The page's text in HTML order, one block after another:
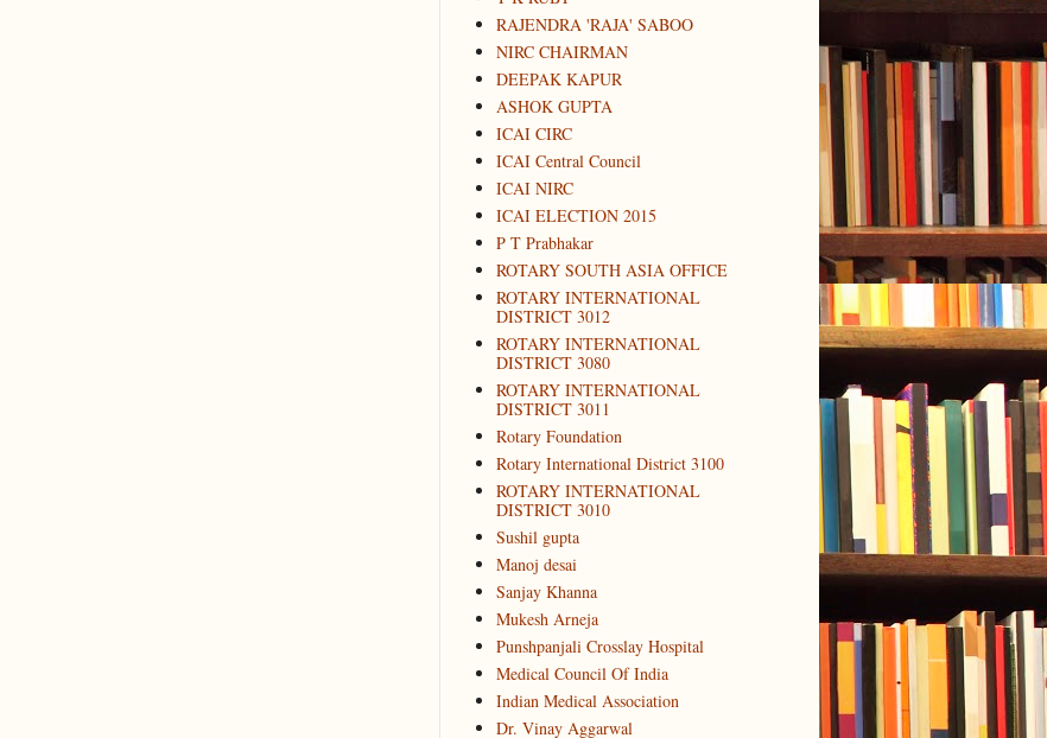
RAJENDRA 'RAJA' SABOO
NIRC CHAIRMAN
DEEPAK KAPUR
ASHOK GUPTA
ICAI CIRC
ICAI Central Council
ICAI NIRC
ICAI ELECTION 2015
P T Prabhakar
ROTARY SOUTH ASIA OFFICE
ROTARY INTERNATIONAL
DISTRICT 3012
ROTARY INTERNATIONAL
DISTRICT 3080
ROTARY INTERNATIONAL
DISTRICT 3011
Rotary Foundation
Rotary International District 3100
ROTARY INTERNATIONAL
DISTRICT 3010
Sushil gupta
Manoj desai
Sanjay Khanna
Mukesh Arneja
Punshpanjali Crosslay Hospital
Medical Council Of India
Indian Medical Association
Dr. Vinay Aggarwal